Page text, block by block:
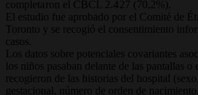
completaron el CBCL 2.427 (70,2%).
El estudio fue aprobado por el Comité de
Toronto y se recogió el consentimiento
casos.
Los datos sobre potenciales covariantes
los niños pasaban delante de las pantallas
recogieron de las historias del hospital
gestacional, número de orden de